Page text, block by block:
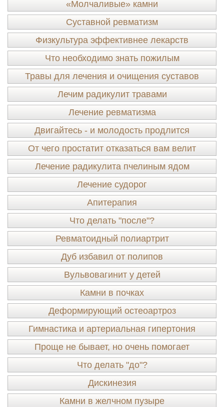
«Молчаливые» камни
Суставной ревматизм
Физкультура эффективнее лекарств
Что необходимо знать пожилым
Травы для лечения и очищения суставов
Лечим радикулит травами
Лечение ревматизма
Двигайтесь - и молодость продлится
От чего простатит отказаться вам велит
Лечение радикулита пчелиным ядом
Лечение судорог
Апитерапия
Что делать "после"?
Ревматоидный полиартрит
Дуб избавил от полипов
Вульвовагинит у детей
Камни в почках
Деформирующий остеоартроз
Гимнастика и артериальная гипертония
Проще не бывает, но очень помогает
Что делать "до"?
Дискинезия
Камни в желчном пузыре